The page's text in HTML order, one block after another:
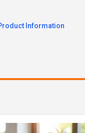
Information